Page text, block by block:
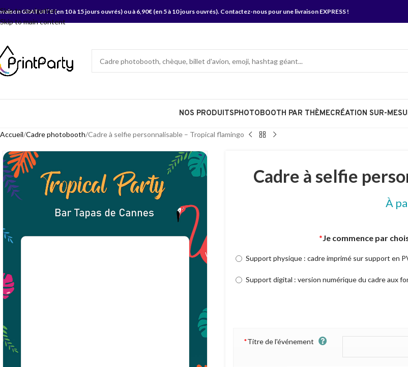
Skip to navigation
Skip to main content
GRATUITE (en 10 à 15 jours ouvrés) ou à 6,90€ (en 5 à 10 jours ouvrés). Contactez-nous pour une livraison EXPRESS !
NOS PRODUITSPHOTOBOOTH PAR THÈMECRÉATION SUR-
Accueil Cadre photobooth Cadre à selfie personnalisable – Tropical flamingo
Cadre à selfie
À
*Je commence par
Support physique : cadre imprimé sur support en
Support digital : version numérique du cadre aux
*Titre de l'événement